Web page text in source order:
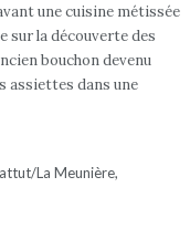
une cuisine métissée
sur la découverte des
bouchon devenu
assiettes dans une
La Meunière,